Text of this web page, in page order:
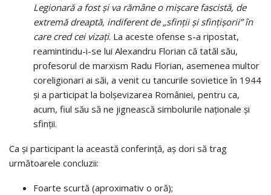
Legionară a fost și va rămâne o mișcare fascistă, de
extremă dreaptă, indiferent de „sfinții și sfințișorii” în
care cred cei vizați. La aceste ofense s-a ripostat,
reamintindu-i-se lui Alexandru Florian că tatăl său,
profesorul de marxism Radu Florian, asemenea multor
coreligionari ai săi, a venit cu tancurile sovietice în 1944
și a participat la bolșevizarea României, pentru ca,
acum, fiul său să ne jignească simbolurile naționale și
sfinții.
Ca și participant la această conferință, aș dori să trag
următoarele concluzii:
Foarte scurtă (aproximativ o oră);